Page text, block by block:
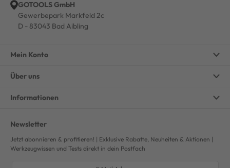
GOTOOLS GmbH
Gewerbepark Markfeld 2c
D - 83043 Bad Aibling
Mein Konto
Über uns
Informationen
Newsletter
Jetzt abonnieren & profitieren! | Exklusive Rabatte, Neuheiten & Aktionen |
Werkzeugwissen und Tests direkt in dein Postfach